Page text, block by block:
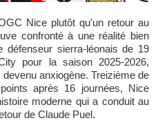
confronté à une réalité bien
défenseur sierra-léonais de 19
pour la saison 2025-2026,
anxiogène. Treizième de
après 16 journées, Nice
moderne qui a conduit au
de Claude Puel.